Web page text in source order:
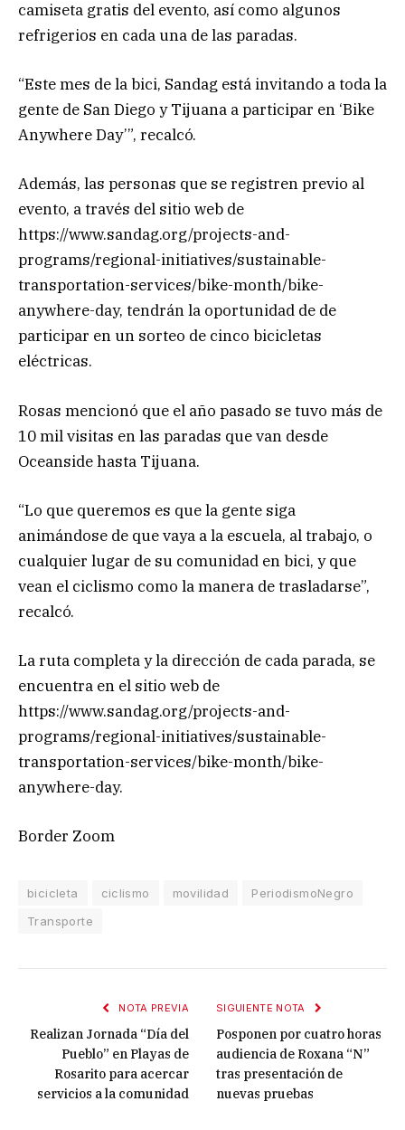
camiseta gratis del evento, así como algunos
refrigerios en cada una de las paradas.
“Este mes de la bici, Sandag está invitando a toda la
gente de San Diego y Tijuana a participar en ‘Bike
Anywhere Day’”, recalcó.
Además, las personas que se registren previo al
evento, a través del sitio web de
https://www.sandag.org/projects-and-
programs/regional-initiatives/sustainable-
transportation-services/bike-month/bike-
anywhere-day, tendrán la oportunidad de de
participar en un sorteo de cinco bicicletas
eléctricas.
Rosas mencionó que el año pasado se tuvo más de
10 mil visitas en las paradas que van desde
Oceanside hasta Tijuana.
“Lo que queremos es que la gente siga
animándose de que vaya a la escuela, al trabajo, o
cualquier lugar de su comunidad en bici, y que
vean el ciclismo como la manera de trasladarse”,
recalcó.
La ruta completa y la dirección de cada parada, se
encuentra en el sitio web de
https://www.sandag.org/projects-and-
programs/regional-initiatives/sustainable-
transportation-services/bike-month/bike-
anywhere-day.
Border Zoom
bicicleta ciclismo movilidad
PeriodismoNegro
Transporte
NOTA PREVIA
Realizan Jornada “Día del
Pueblo” en Playas de
Rosarito para acercar
servicios a la comunidad
SIGUIENTE NOTA
Posponen por cuatro horas
audiencia de Roxana “N”
tras presentación de
nuevas pruebas